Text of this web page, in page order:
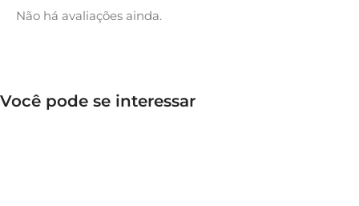
Não há avaliações ainda.
Você pode se interessar